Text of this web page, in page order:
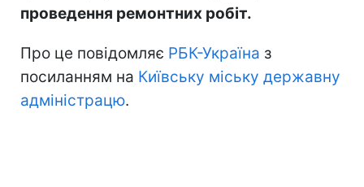
проведення ремонтних робіт.
Про це повідомляє РБК-Україна з
посиланням на Київську міську державну
адміністрацю.